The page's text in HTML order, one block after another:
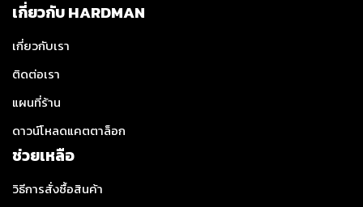
เกี่ยวกับ HARDMAN
เกี่ยวกับเรา
ติดต่อเรา
แผนที่ร้าน
ดาวน์โหลดแคตตาล็อก
ช่วยเหลือ
วิธีการสั่งซื้อสินค้า